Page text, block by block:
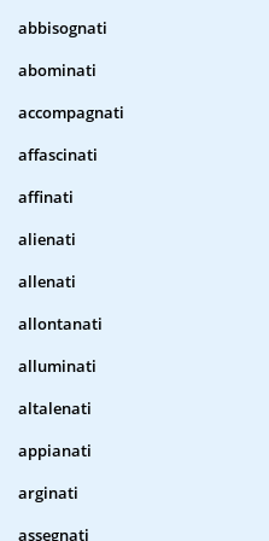
abbisognati
abominati
accompagnati
affascinati
affinati
alienati
allenati
allontanati
alluminati
altalenati
appianati
arginati
assegnati